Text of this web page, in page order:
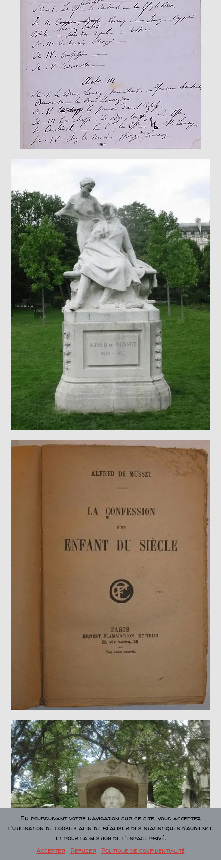
En poursuivant votre navigation sur ce site, vous acceptez
l'utilisation de cookies afin de réaliser des statistiques d'audience
et pour la gestion de l'espace privé.
Accepter
Refuser Politique de confidentialité